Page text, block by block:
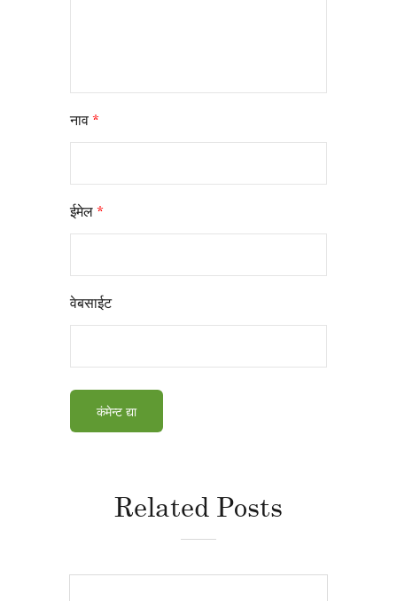
नाव *
ईमेल *
वेबसाईट
Related Posts